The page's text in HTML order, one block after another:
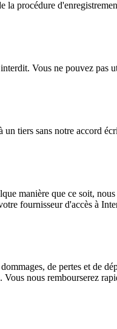
procédure
Vous ne pouvez pas
tiers sans notre accord
manière que ce soit,
fournisseur d'accès à
de pertes et de
nous rembourserez